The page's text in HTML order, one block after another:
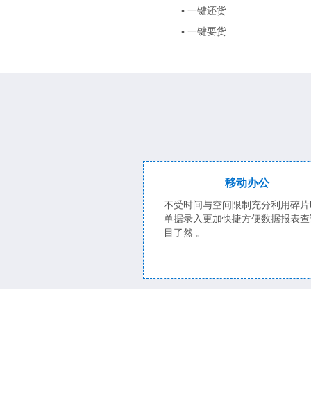
▪ 一键还货
▪ 一键要货
移动办公
不受时间与空间限制充分利用碎
单据录入更加快捷方便数据报表
目了然 。